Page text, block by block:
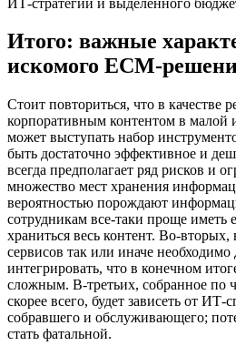
Итого: важные
искомого ECM-
Стоит повториться, что в качестве
корпоративным контентом в малой
может выступать набор
быть достаточно эффективное и
всегда предполагает ряд рисков и
множество мест хранения
вероятностью порождают
сотрудникам все-таки проще иметь
храниться весь контент. Во-
сервисов так или иначе необходимо
интегрировать, что в конечном
сложным. В-третьих, собранное по
скорее всего, будет зависеть от ИТ-
собравшего и обслуживающего;
стать фатальной.